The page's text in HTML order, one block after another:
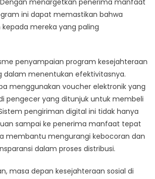
menargetkan penerima manfaat
ini dapat memastikan bahwa
mereka yang paling
penyampaian program kesejahteraan
dalam menentukan efektivitasnya.
menggunakan voucher elektronik yang
pengecer yang ditunjuk untuk membeli
pengiriman digital ini tidak hanya
sampai ke penerima manfaat tepat
membantu mengurangi kebocoran dan
dalam proses distribusi.
masa depan kesejahteraan sosial di